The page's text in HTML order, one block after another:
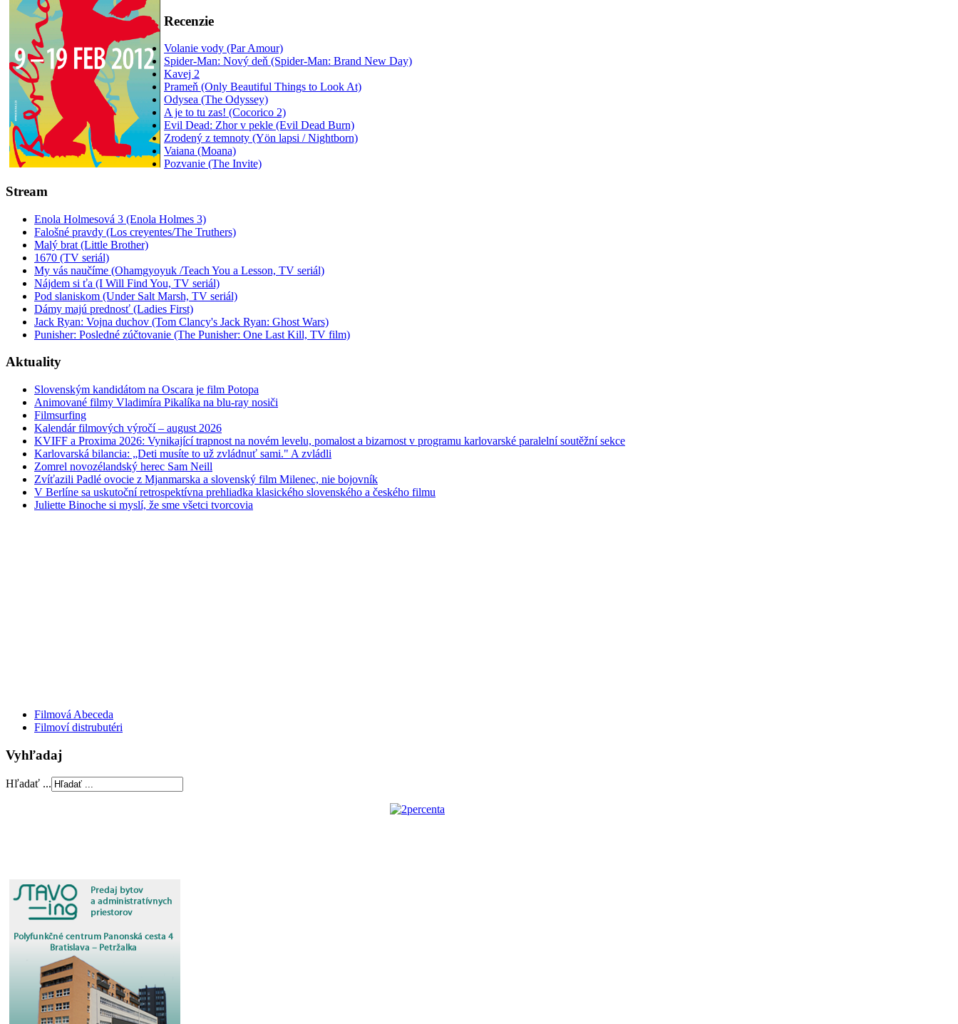
Recenzie
Volanie vody (Par Amour)
Spider-Man: Nový deň (Spider-Man: Brand New Day)
Kavej 2
Prameň (Only Beautiful Things to Look At)
Odysea (The Odyssey)
A je to tu zas! (Cocorico 2)
Evil Dead: Zhor v pekle (Evil Dead Burn)
Zrodený z temnoty (Yön lapsi / Nightborn)
Vaiana (Moana)
Pozvanie (The Invite)
Stream
Enola Holmesová 3 (Enola Holmes 3)
Falošné pravdy (Los creyentes/The Truthers)
Malý brat (Little Brother)
1670 (TV seriál)
My vás naučíme (Ohamgyoyuk /Teach You a Lesson, TV seriál)
Nájdem si ťa (I Will Find You, TV seriál)
Pod slaniskom (Under Salt Marsh, TV seriál)
Dámy majú prednosť (Ladies First)
Jack Ryan: Vojna duchov (Tom Clancy's Jack Ryan: Ghost Wars)
Punisher: Posledné zúčtovanie (The Punisher: One Last Kill, TV film)
Aktuality
Slovenským kandidátom na Oscara je film Potopa
Animované filmy Vladimíra Pikalíka na blu-ray nosiči
Filmsurfing
Kalendár filmových výročí – august 2026
KVIFF a Proxima 2026: Vynikající trapnost na novém levelu, pomalost a bizarnost v programu karlovarské paralelní soutěžní sekce
Karlovarská bilancia: „Deti musíte to už zvládnuť sami." A zvládli
Zomrel novozélandský herec Sam Neill
Zvíťazili Padlé ovocie z Mjanmarska a slovenský film Milenec, nie bojovník
V Berlíne sa uskutoční retrospektívna prehliadka klasického slovenského a českého filmu
Juliette Binoche si myslí, že sme všetci tvorcovia
Filmová Abeceda
Filmoví distrubutéri
Vyhľadaj
Hľadať ...